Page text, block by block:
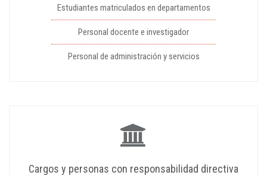
Estudiantes matriculados en departamentos
Personal docente e investigador
Personal de administración y servicios
Cargos y personas con responsabilidad directiva